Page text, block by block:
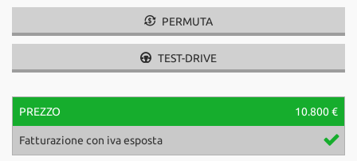
PERMUTA
TEST-DRIVE
PREZZO 10.800 €
Fatturazione con iva esposta
modificare
in